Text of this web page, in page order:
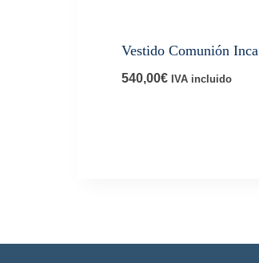
Vestido Comunión Inca
540,00€ IVA incluido